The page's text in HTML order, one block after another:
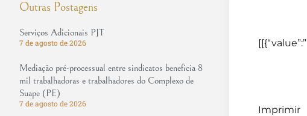
Outras Postagens
Serviços Adicionais PJT
7 de agosto de 2026
Mediação pré-processual entre sindicatos beneficia 8
mil trabalhadoras e trabalhadores do Complexo de
Suape (PE)
7 de agosto de 2026
[[{“value”:”
Imprimir